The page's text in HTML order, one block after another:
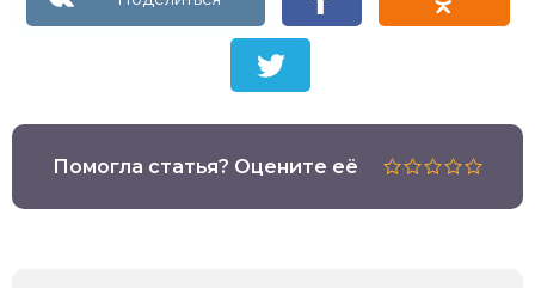
Помогла статья? Оцените её